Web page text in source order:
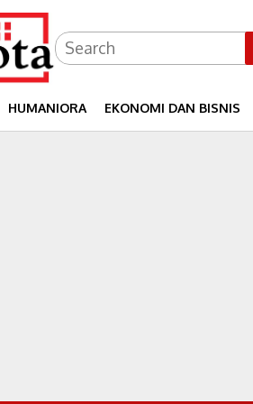
HUMANIORA EKONOMI DAN BISNIS